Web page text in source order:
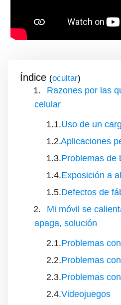
Índice ( )
Razones por las
celular
Uso de un
Aplicaciones
Problemas de
Exposición a
Defectos de
Mi móvil se
apaga, solución
Problemas
Problemas
Problemas
Videojuegos